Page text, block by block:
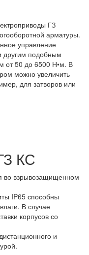
ГЗ
арматуры.
управление
подобным
от 50 до 6500 Н•м. В
можно увеличить
для затворов или
КС
во взрывозащищенном
IP65 способны
В случае
корпусов со
и